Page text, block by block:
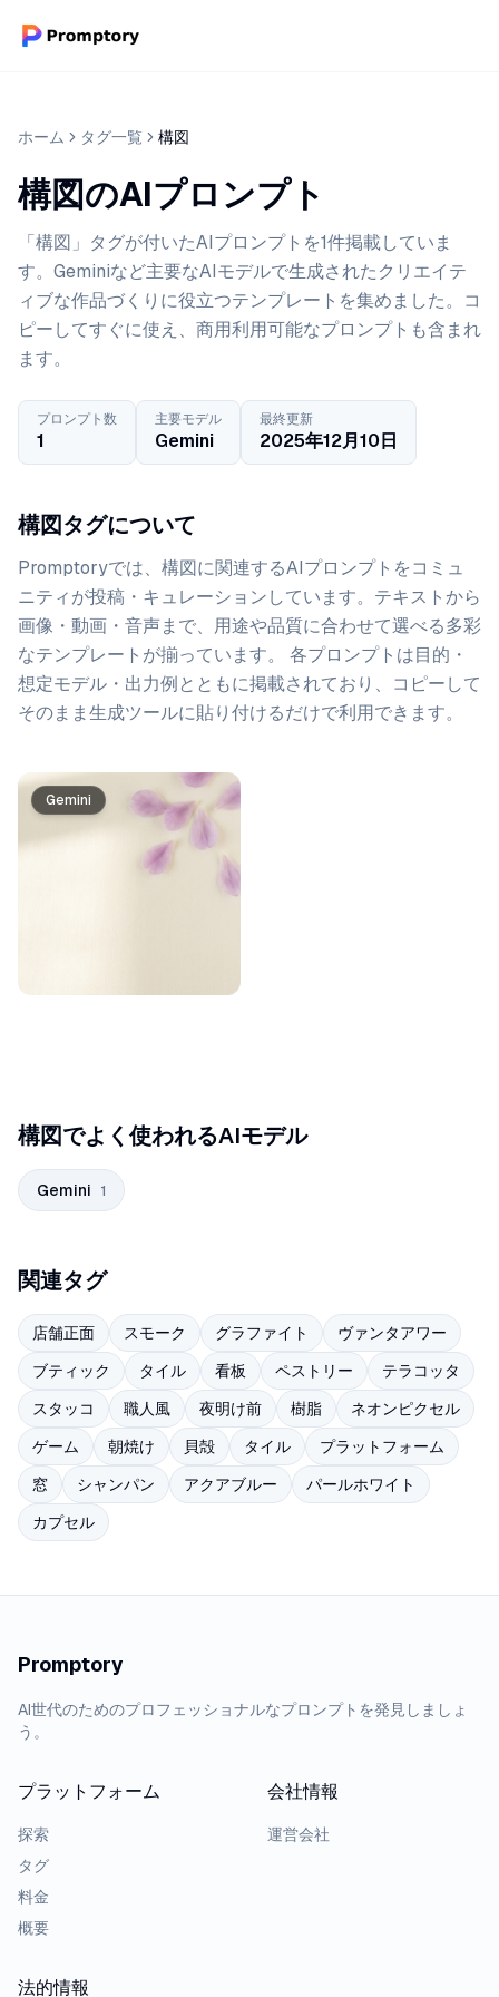
ホーム タグ一覧 構図
構図のAIプロンプト
「構図」タグが付いたAIプロンプトを1件掲載していま
す。Geminiなど主要なAIモデルで生成されたクリエイテ
ィブな作品づくりに役立つテンプレートを集めました。コ
ピーしてすぐに使え、商用利用可能なプロンプトも含まれ
ます。
プロンプト数
1
主要モデル
Gemini
最終更新
2025年12月10日
構図タグについて
Promptoryでは、 構図に関連するAIプロンプトをコミュ
ニティが投稿・キュレーションしています。 テキストから
画像・動画・音声まで、用途や品質に合わせて選べる多彩
なテンプレートが揃っています。 各プロンプトは目的・
想定モデル・出力例とともに掲載されており、コピーして
そのまま生成ツールに貼り付けるだけで利用できます。
プロンプト一覧
Gemini
構図でよく使われるAIモデル
Gemini 1
関連タグ
店舗正面 スモーク グラファイト
ヴァンタアワー
ブティック
タイル 看板 ペストリー
テラコッタ
スタッコ
職人風 夜明け前 樹脂
ネオンピクセル
ゲーム
朝焼け 貝殻 タイル
プラットフォーム
窓
シャンパン アクアブルー
パールホワイト
カプセル
Promptory
AI世代のためのプロフェッショナルなプロンプトを発見しましょ
う。
プラットフォーム
探索
タグ
料金
概要
会社情報
運営会社
法的情報